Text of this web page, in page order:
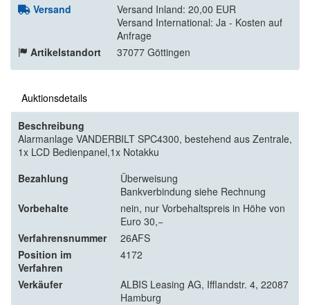
Versand
Versand Inland: 20,00 EUR
Versand International: Ja - Kosten auf
Anfrage
Artikelstandort
37077 Göttingen
Auktionsdetails
Beschreibung
Alarmanlage VANDERBILT SPC4300, bestehend aus Zentrale,
1x LCD Bedienpanel,1x Notakku
Bezahlung
Überweisung
Bankverbindung siehe Rechnung
Vorbehalte
nein, nur Vorbehaltspreis in Höhe von
Euro 30,−
Verfahrensnummer
26AFS
Position im
Verfahren
4172
Verkäufer
ALBIS Leasing AG, Ifflandstr. 4, 22087
Hamburg